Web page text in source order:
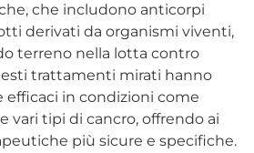
che includono anticorpi
derivati da organismi viventi,
terreno nella lotta contro
trattamenti mirati hanno
efficaci in condizioni come
vari tipi di cancro, offrendo ai
più sicure e specifiche.